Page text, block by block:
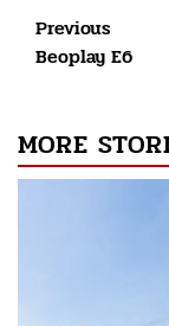
Post
Previous
Beoplay E6
MORE